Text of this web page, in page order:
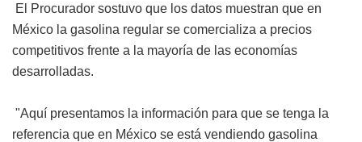
El Procurador sostuvo que los datos muestran que en
México la gasolina regular se comercializa a precios
competitivos frente a la mayoría de las economías
desarrolladas.
"Aquí presentamos la información para que se tenga la
referencia que en México se está vendiendo gasolina